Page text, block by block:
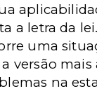
a letra da
uma
versão
na